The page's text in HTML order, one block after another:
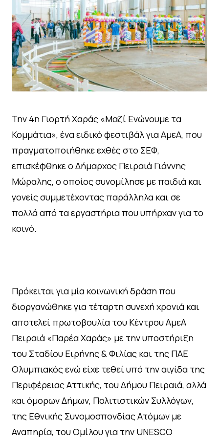
Την 4η Γιορτή Χαράς «Μαζί Ενώνουμε τα
Κομμάτια», ένα ειδικό φεστιβάλ για ΑμεΑ, που
πραγματοποιήθηκε εχθές στο ΣΕΦ,
επισκέφθηκε ο Δήμαρχος Πειραιά Γιάννης
Μώραλης, ο οποίος συνομίλησε με παιδιά και
γονείς συμμετέχοντας παράλληλα και σε
πολλά από τα εργαστήρια που υπήρχαν για το
κοινό.
Πρόκειται για μία κοινωνική δράση που
διοργανώθηκε για τέταρτη συνεχή χρονιά και
αποτελεί πρωτοβουλία του Κέντρου ΑμεΑ
Πειραιά «Παρέα Χαράς» με την υποστήριξη
του Σταδίου Ειρήνης & Φιλίας και της ΠΑΕ
Ολυμπιακός ενώ είχε τεθεί υπό την αιγίδα της
Περιφέρειας Αττικής, του Δήμου Πειραιά, αλλά
και όμορων Δήμων, Πολιτιστικών Συλλόγων,
της Εθνικής Συνομοσπονδίας Ατόμων με
Αναπηρία, του Ομίλου για την UNESCO